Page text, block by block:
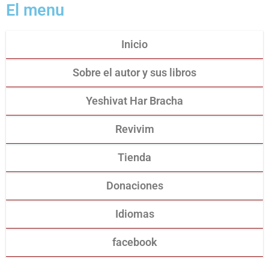
El menu
Inicio
Sobre el autor y sus libros
Yeshivat Har Bracha
Revivim
Tienda
Donaciones
Idiomas
facebook